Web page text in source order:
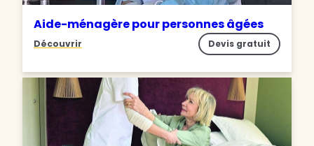
Aide-ménagère pour personnes âgées
Découvrir Devis gratuit